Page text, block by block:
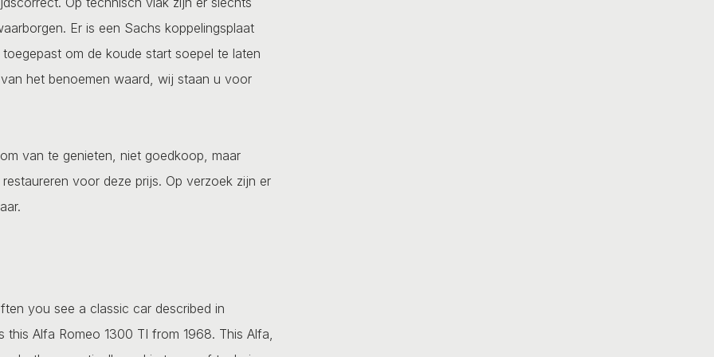
Er is een Sachs koppelingsplaat
om de koude start soepel te laten
het benoemen waard, wij staan u voor
van te genieten, niet goedkoop, maar
voor deze prijs. Op verzoek zijn er
you see a classic car described in
Alfa Romeo 1300 TI from 1968. This Alfa,